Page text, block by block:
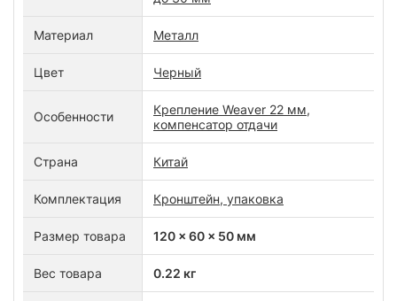
Материал Металл
Цвет Черный
Особенности
Крепление Weaver 22 мм,
компенсатор отдачи
Страна Китай
Комплектация Кронштейн, упаковка
Размер товара 120 x 60 x 50 мм
Вес товара 0.22 кг